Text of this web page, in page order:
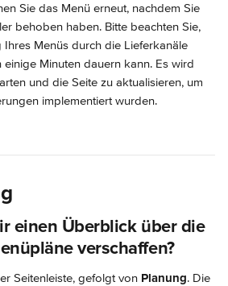
Sie das Menü erneut, nachdem Sie
behoben haben. Bitte beachten Sie,
Menüs durch die Lieferkanäle
einige Minuten dauern kann. Es wird
und die Seite zu aktualisieren, um
implementiert wurden.
einen Überblick über die
verschaffen?
Seitenleiste, gefolgt von Planung. Die